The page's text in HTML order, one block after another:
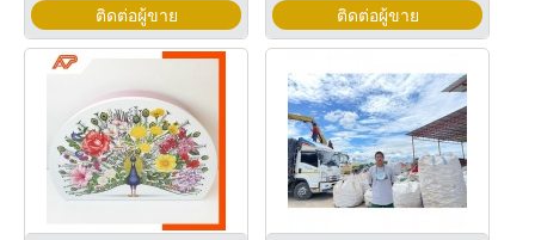
ติดต่อผู้ขาย ติดต่อผู้ขาย